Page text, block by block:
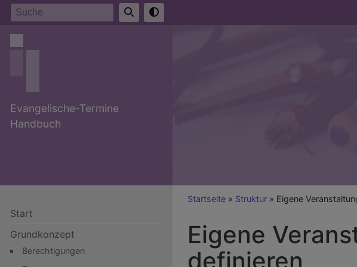
Direkt
zum
Inhalt
Evangelische-Termine
Handbuch
Start
Grundkonzept
Berechtigungen
Breadcrumb
Startseite Struktur Eigene
Eigene
definieren